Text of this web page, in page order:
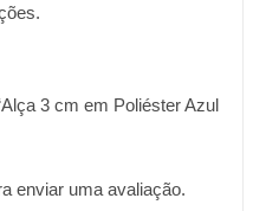
3 cm em Poliéster Azul
enviar uma avaliação.